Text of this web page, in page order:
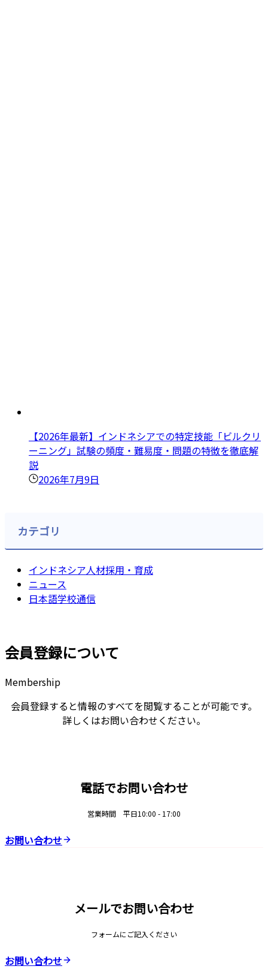
【2026年最新】インドネシアでの特定技能「ビルクリ
ーニング」試験の頻度・難易度・問題の特徴を徹底解
説
2026年7月9日
カテゴリ
インドネシア人材採用・育成
ニュース
日本語学校通信
会員登録について
Membership
会員登録すると情報のすべてを閲覧することが可能です。
詳しくはお問い合わせください。
電話でお問い合わせ
営業時間 平日10:00 - 17:00
お問い合わせ
メールでお問い合わせ
フォームにご記入ください
お問い合わせ